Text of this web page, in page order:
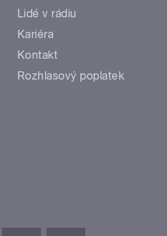
Lidé v rádiu
Kariéra
Kontakt
Rozhlasový poplatek